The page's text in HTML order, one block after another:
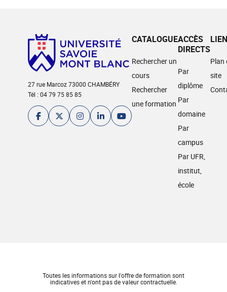
27 rue Marcoz 73000 CHAMBÉRY
Tél : 04 79 75 85 85
CATALOGUE
Rechercher un
cours
Rechercher
une formation
ACCÈS
DIRECTS
Par
diplôme
Par
domaine
Par
campus
Par UFR,
institut,
école
Plan
site
Toutes les informations sur l'offre de formation sont
indicatives et n'ont pas de valeur contractuelle.